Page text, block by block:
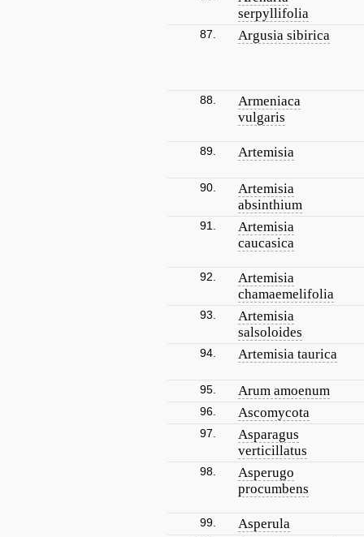
serpyllifolia
87. Argusia sibirica
88.
Armeniaca
vulgaris
89. Artemisia
90.
Artemisia
absinthium
91.
Artemisia
caucasica
92.
Artemisia
chamaemelifolia
93.
Artemisia
salsoloides
94. Artemisia taurica
95. Arum amoenum
96. Ascomycota
97.
Asparagus
verticillatus
98.
Asperugo
procumbens
99. Asperula